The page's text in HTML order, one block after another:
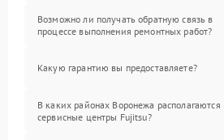
Возможно ли получать обратную связь в
процессе выполнения ремонтных работ?
Какую гарантию вы предоставляете?
В каких районах Воронежа располагаются
сервисные центры Fujitsu?